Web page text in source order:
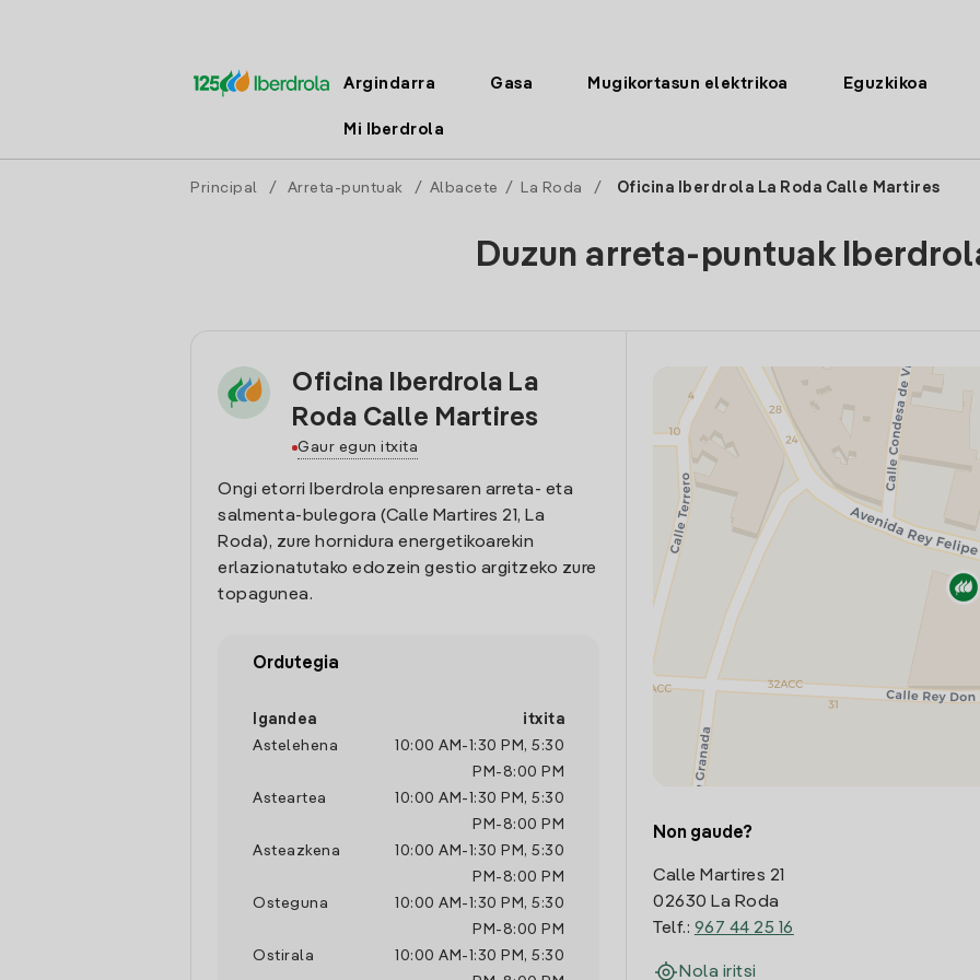
Argindarra Gasa Mugikortasun elektrikoa Eguzkikoa
Mi Iberdrola
Principal / Arreta-puntuak / Albacete / La Roda / Oficina Iberdrola La Roda Calle Martires
Duzun arreta-puntuak
Oficina Iberdrola La
Roda Calle Martires
Gaur egun itxita
Ongi etorri Iberdrola enpresaren arreta- eta
salmenta-bulegora (Calle Martires 21, La
Roda), zure hornidura energetikoarekin
erlazionatutako edozein gestio argitzeko zure
topagunea.
Ordutegia
Igandea
itxita
Astelehena
10:00 AM - 1:30 PM , 5:30
PM -8:00 PM
Asteartea
10:00 AM - 1:30 PM , 5:30
PM -8:00 PM
Asteazkena
10:00 AM - 1:30 PM , 5:30
PM -8:00 PM
Osteguna
10:00 AM - 1:30 PM , 5:30
PM -8:00 PM
Ostirala
10:00 AM - 1:30 PM , 5:30
Non gaude?
Calle Martires 21
02630 La Roda
Telf.: 967 44 25 16
Nola iritsi